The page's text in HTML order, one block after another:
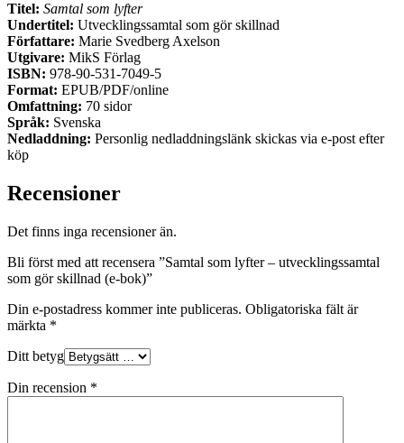
Titel: Samtal som lyfter
Undertitel: Utvecklingssamtal som gör skillnad
Författare: Marie Svedberg Axelson
Utgivare: MikS Förlag
ISBN: 978-90-531-7049-5
Format: EPUB/PDF/online
Omfattning: 70 sidor
Språk: Svenska
Nedladdning: Personlig nedladdningslänk skickas via e-post efter
köp
Recensioner
Det finns inga recensioner än.
Bli först med att recensera ”Samtal som lyfter – utvecklingssamtal
som gör skillnad (e-bok)”
Din e-postadress kommer inte publiceras. Obligatoriska fält är
märkta *
Ditt betyg
Din recension *